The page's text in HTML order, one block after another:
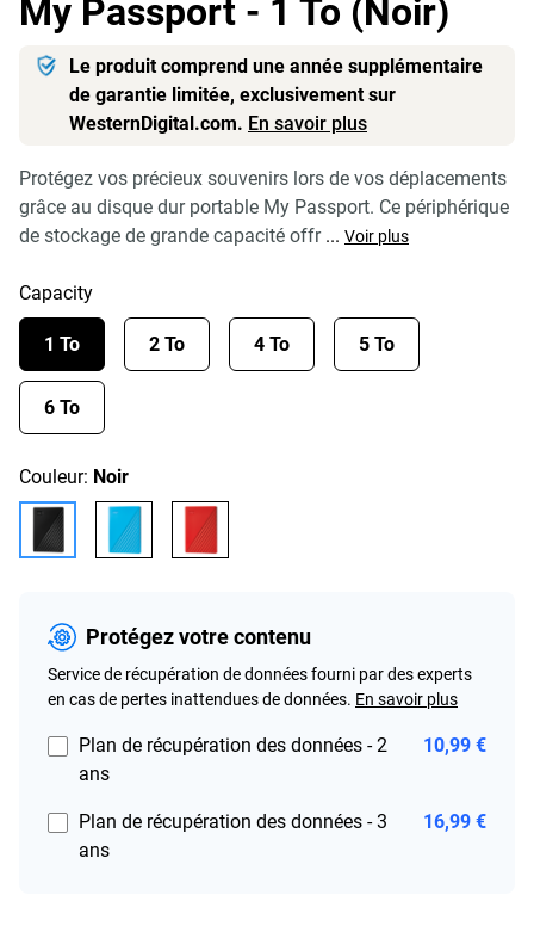
My Passport - 1 To (Noir)
Le produit comprend une année supplémentaire
de garantie limitée, exclusivement sur
WesternDigital.com. En savoir plus
Protégez vos précieux souvenirs lors de vos déplacements
grâce au disque dur portable My Passport. Ce périphérique
de stockage de grande capacité offr ... Voir plus
Capacity
1 To 2 To 4 To 5 To
6 To
Couleur: Noir
Protégez votre contenu
Service de récupération de données fourni par des experts
en cas de pertes inattendues de données. En savoir plus
Plan de récupération des données - 2
ans
10,99 €
Plan de récupération des données - 3
ans
16,99 €